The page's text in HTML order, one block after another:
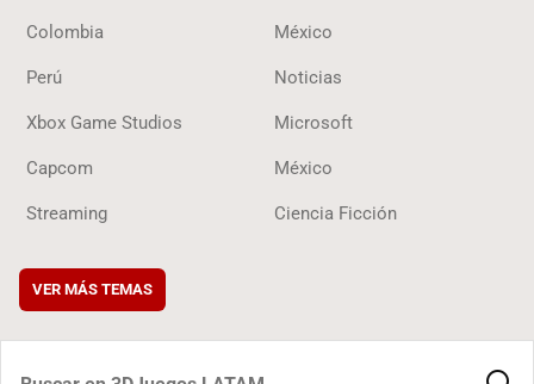
Colombia México
Perú Noticias
Xbox Game Studios Microsoft
Capcom México
Streaming Ciencia Ficción
VER MÁS TEMAS